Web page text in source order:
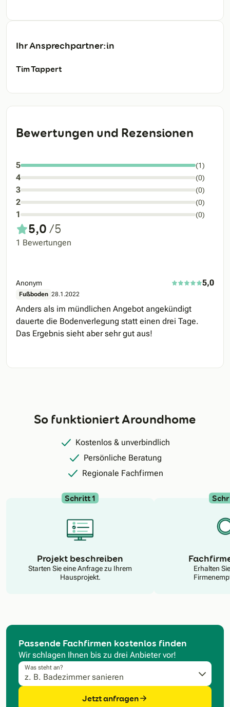
Bewertungen und Rezensionen
5 (1)
4 (0)
3 (0)
2 (0)
1 (0)
5,0 /5
1 Bewertungen
Anonym 5,0
Fußboden 28.1.2022
Anders als im mündlichen Angebot angekündigt
dauerte die Bodenverlegung statt einen drei Tage.
Das Ergebnis sieht aber sehr gut aus!
Ihr Ansprechpartner:in
Tim Tappert
So funktioniert Aroundhome
Kostenlos & unverbindlich
Persönliche Beratung
Regionale Fachfirmen
Schritt 1
Projekt beschreiben
Starten Sie eine Anfrage zu Ihrem
Hausprojekt.
Erhalten
Passende Fachfirmen kostenlos finden
Wir schlagen Ihnen bis zu drei Anbieter vor!
Was steht an?
Jetzt anfragen